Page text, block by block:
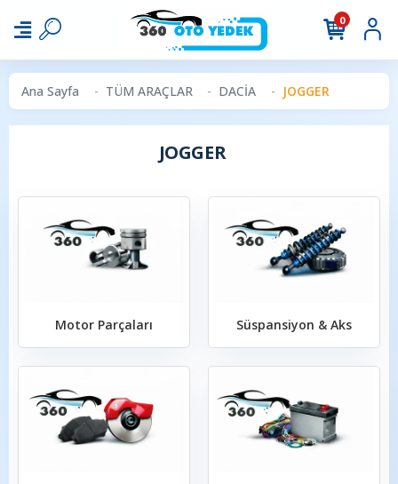
0
Ana Sayfa TÜM ARAÇLAR DACİA JOGGER
JOGGER
Motor Parçaları Süspansiyon & Aks